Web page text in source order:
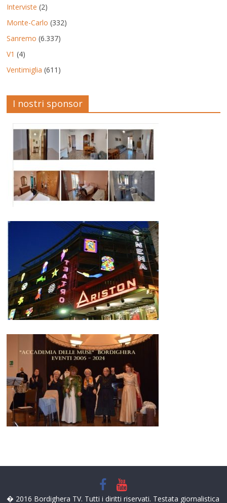
Interviste (2)
Monte-Carlo (332)
Sanremo (6.337)
V1 (4)
Ventimiglia (611)
I nostri sponsor
� 2016 Bordighera TV. Tutti i diritti riservati. Testata giornalistica